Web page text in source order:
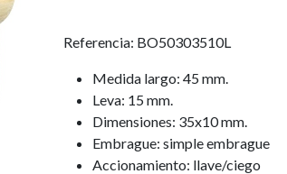
Referencia: BO50303510L
Medida largo: 45 mm.
Leva: 15 mm.
Dimensiones: 35x10 mm.
Embrague: simple embrague
Accionamiento: llave/ciego